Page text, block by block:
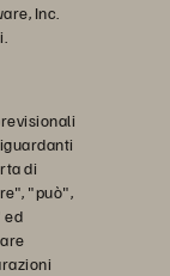
Inc.
di
"può",
ed